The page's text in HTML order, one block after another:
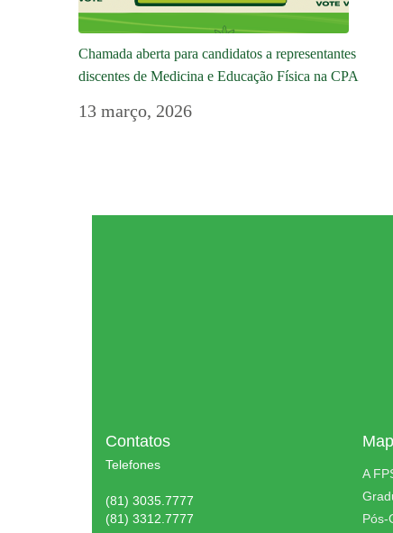
Chamada aberta para candidatos a representantes
discentes de Medicina e Educação Física na CPA
13 março, 2026
Contatos
Telefones
(81) 3035.7777
(81) 3312.7777
A
Pós-